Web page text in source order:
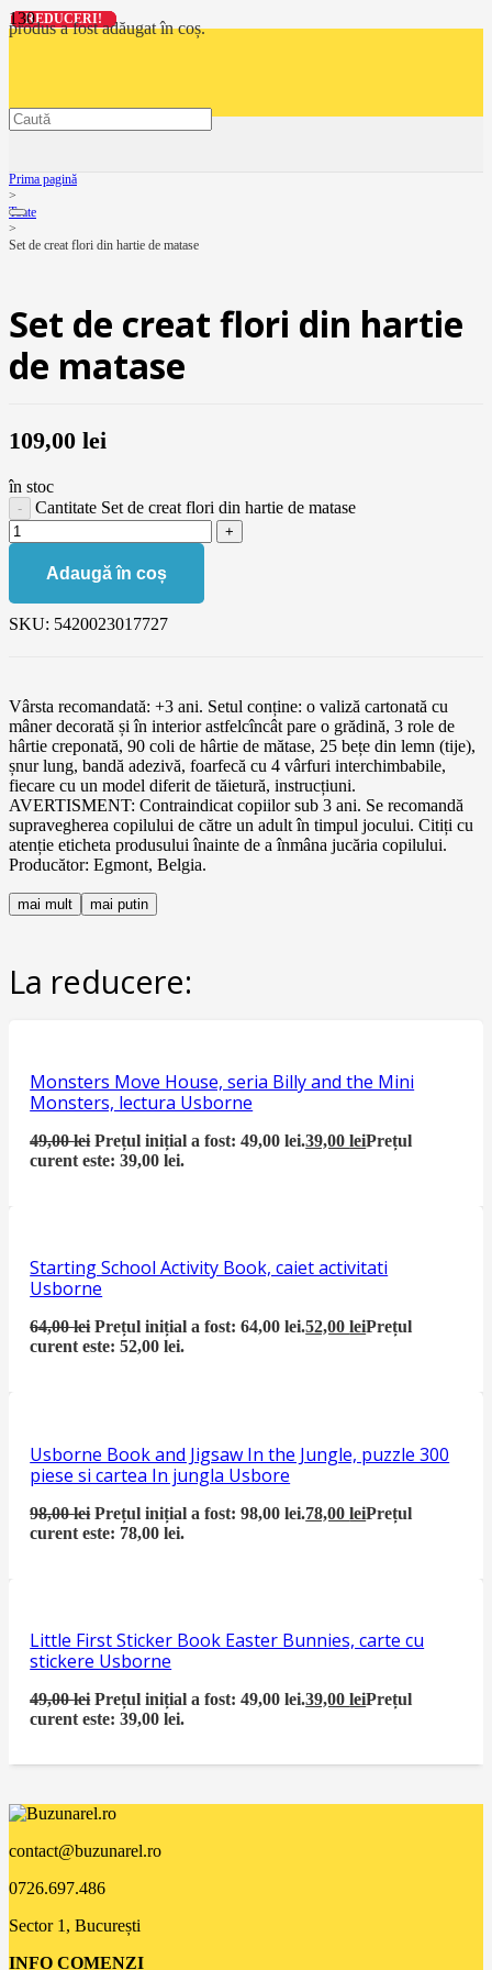
produsa fost adăugat în coș.
Prima pagină
>
Toate
>
Set de creat flori din hartie de matase
Set de creat flori din hartie
de matase
109,00 lei
în stoc
Cantitate Set de creat flori din hartie de matase
Adaugă în coș
SKU: 5420023017727
Vârsta recomandată: +3 ani. Setul conține: o valiză cartonată cu
mâner decorată și în interior astfelcîncât pare o grădină, 3 role de
hârtie creponată, 90 coli de hârtie de mătase, 25 bețe din lemn (tije),
șnur lung, bandă adezivă, foarfecă cu 4 vârfuri interchimbabile,
fiecare cu un model diferit de tăietură, instrucțiuni.
AVERTISMENT: Contraindicat copiilor sub 3 ani. Se recomandă
supravegherea copilului de către un adult în timpul jocului. Citiți cu
atenție eticheta produsului înainte de a înmâna jucăria copilului.
Producător: Egmont, Belgia.
mai mult mai putin
La reducere:
REDUCERI!
Monsters Move House, seria Billy and the Mini
Monsters, lectura Usborne
49,00lei Prețul inițial a fost: 49,00 lei.39,00leiPrețul
curent este: 39,00 lei.
REDUCERI!
Starting School Activity Book, caiet activitati
Usborne
64,00lei Prețul inițial a fost: 64,00 lei.52,00leiPrețul
curent este: 52,00 lei.
REDUCERI!
Usborne Book and Jigsaw In the Jungle, puzzle 300
piese si cartea In jungla Usbore
98,00lei Prețul inițial a fost: 98,00 lei.78,00leiPrețul
curent este: 78,00 lei.
REDUCERI!
Little First Sticker Book Easter Bunnies, carte cu
stickere Usborne
49,00lei Prețul inițial a fost: 49,00 lei.39,00leiPrețul
curent este: 39,00 lei.
contact@buzunarel.ro
0726.697.486
Sector 1, București
INFO COMENZI